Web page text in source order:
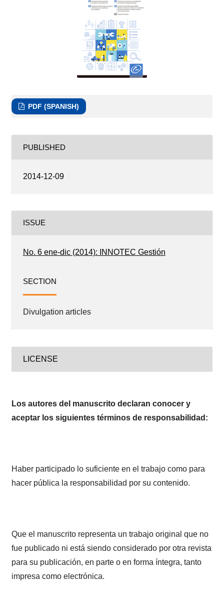
PDF (SPANISH)
PUBLISHED
2014-12-09
ISSUE
No. 6 ene-dic (2014): INNOTEC Gestión
SECTION
Divulgation articles
LICENSE
Los autores del manuscrito declaran conocer y
aceptar los siguientes términos de responsabilidad:
Haber participado lo suficiente en el trabajo como para
hacer pública la responsabilidad por su contenido.
Que el manuscrito representa un trabajo original que no
fue publicado ni está siendo considerado por otra revista
para su publicación, en parte o en forma íntegra, tanto
impresa como electrónica.